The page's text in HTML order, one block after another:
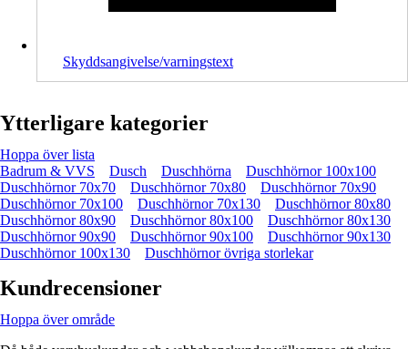
Skyddsangivelse/varningstext
Ytterligare kategorier
Hoppa över lista
Badrum & VVS
Dusch Duschhörna
Duschhörnor 100x100
Duschhörnor 70x70
Duschhörnor 70x80
Duschhörnor 70x90
Duschhörnor 70x100
Duschhörnor 70x130
Duschhörnor 80x80
Duschhörnor 80x90
Duschhörnor 80x100
Duschhörnor 80x130
Duschhörnor 90x90
Duschhörnor 90x100
Duschhörnor 90x130
Duschhörnor 100x130
Duschhörnor övriga storlekar
Kundrecensioner
Hoppa över område